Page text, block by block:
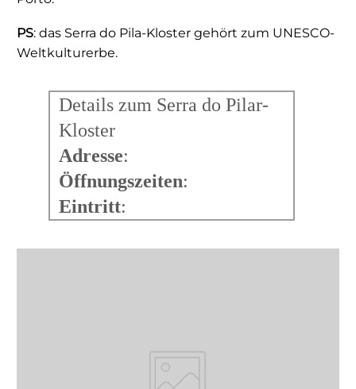
PS: das Serra do Pila-Kloster gehört zum UNESCO-
Weltkulturerbe.
Details zum Serra do Pilar-
Kloster
Adresse:
Öffnungszeiten:
Eintritt: